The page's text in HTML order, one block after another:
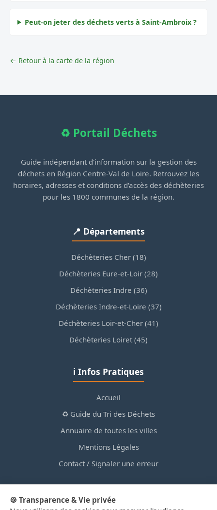
Peut-on jeter des déchets verts à Saint-Ambroix ?
← Retour à la carte de la région
♻️ Portail Déchets
Guide indépendant d'information sur la gestion des
déchets en Région Centre-Val de Loire. Retrouvez les
horaires, adresses et conditions d'accès des déchèteries
pour les 1800 communes de la région.
📍 Départements
Déchèteries Cher (18)
Déchèteries Eure-et-Loir (28)
Déchèteries Indre (36)
Déchèteries Indre-et-Loire (37)
Déchèteries Loir-et-Cher (41)
Déchèteries Loiret (45)
ℹ️ Infos Pratiques
Accueil
♻️ Guide du Tri des Déchets
Annuaire de toutes les villes
Mentions Légales
Contact / Signaler une erreur
🍪 Transparence & Vie privée